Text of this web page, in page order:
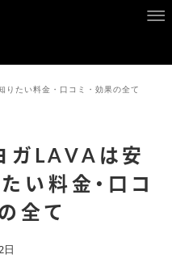
りたい料金・口コミ・効果の全て
ガLAVAは安
い料金・口コ
全て
日